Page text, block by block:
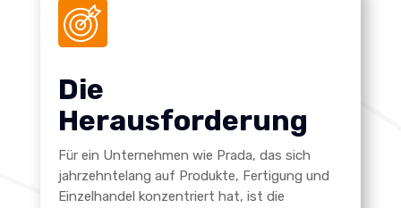
Die
Herausforderung
Für ein Unternehmen wie Prada, das sich
jahrzehntelang auf Produkte, Fertigung und
Einzelhandel konzentriert hat, ist die